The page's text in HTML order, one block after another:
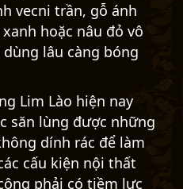
vecni trần, gỗ ánh
hoặc nâu đỏ vô
lâu càng bóng
Lim Lào hiện nay
săn lùng được những
dính rác để làm
cấu kiện nội thất
phải có tiềm lực